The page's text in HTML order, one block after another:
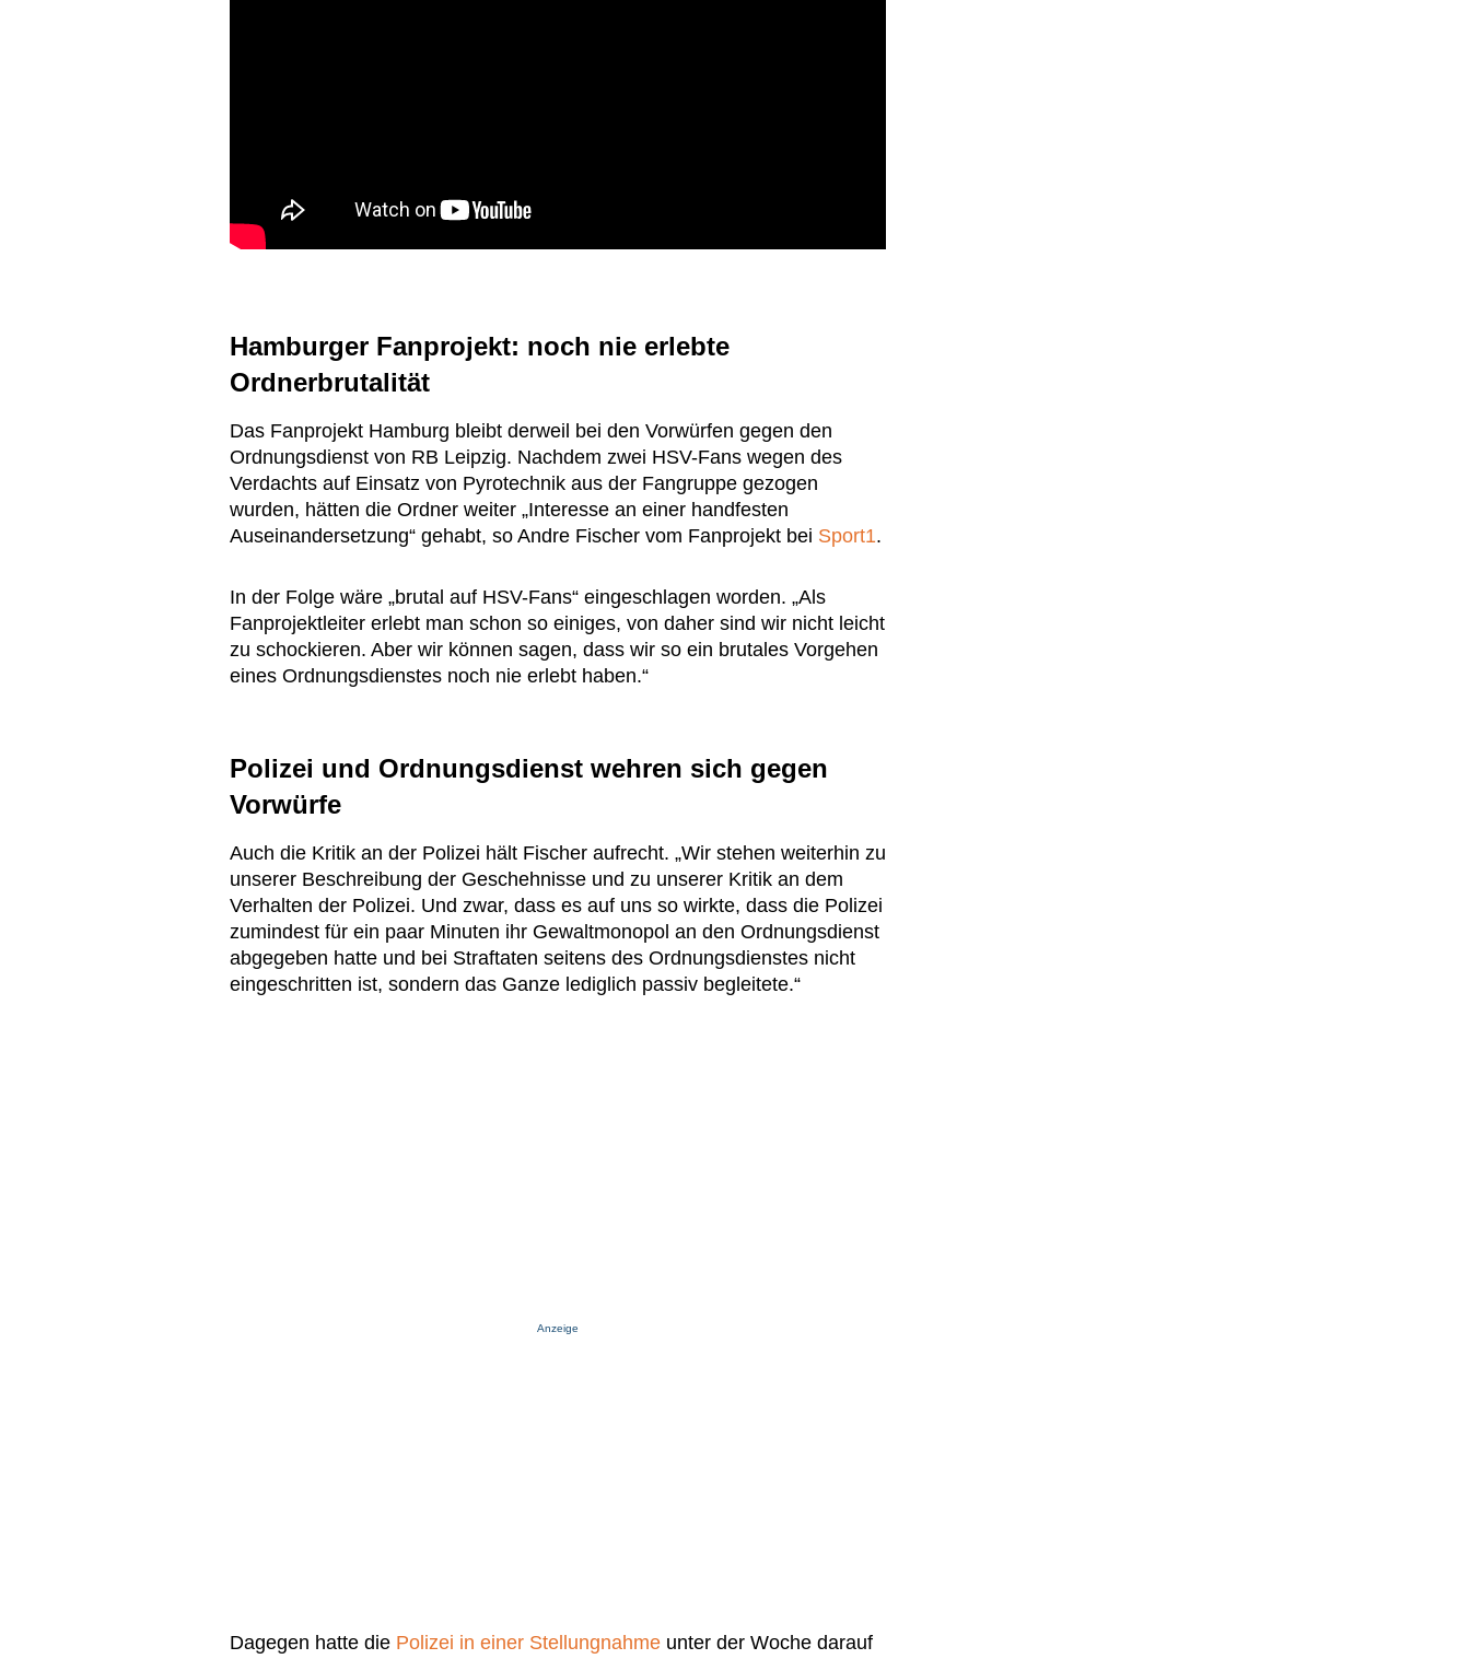
Hamburger Fanprojekt: noch nie erlebte
Ordnerbrutalität
Das Fanprojekt Hamburg bleibt derweil bei den Vorwürfen gegen den
Ordnungsdienst von RB Leipzig. Nachdem zwei HSV-Fans wegen des
Verdachts auf Einsatz von Pyrotechnik aus der Fangruppe gezogen
wurden, hätten die Ordner weiter „Interesse an einer handfesten
Auseinandersetzung“ gehabt, so Andre Fischer vom Fanprojekt bei Sport1.
In der Folge wäre „brutal auf HSV-Fans“ eingeschlagen worden. „Als
Fanprojektleiter erlebt man schon so einiges, von daher sind wir nicht leicht
zu schockieren. Aber wir können sagen, dass wir so ein brutales Vorgehen
eines Ordnungsdienstes noch nie erlebt haben.“
Polizei und Ordnungsdienst wehren sich gegen
Vorwürfe
Auch die Kritik an der Polizei hält Fischer aufrecht. „Wir stehen weiterhin zu
unserer Beschreibung der Geschehnisse und zu unserer Kritik an dem
Verhalten der Polizei. Und zwar, dass es auf uns so wirkte, dass die Polizei
zumindest für ein paar Minuten ihr Gewaltmonopol an den Ordnungsdienst
abgegeben hatte und bei Straftaten seitens des Ordnungsdienstes nicht
eingeschritten ist, sondern das Ganze lediglich passiv begleitete.“
Anzeige
Dagegen hatte die Polizei in einer Stellungnahme unter der Woche darauf